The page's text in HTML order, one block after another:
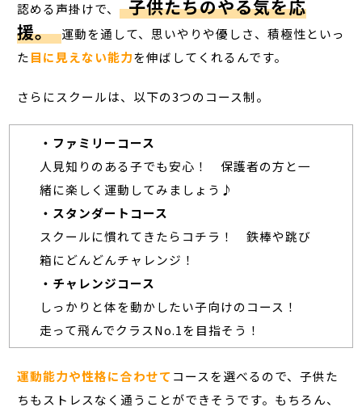
認める声掛けで、 子供たちのやる気を応
援。 運動を通して、思いやりや優しさ、積極性といっ
た目に見えない能力を伸ばしてくれるんです。
さらにスクールは、以下の3つのコース制。
・ファミリーコース
人見知りのある子でも安心！ 保護者の方と一
緒に楽しく運動してみましょう♪
・スタンダートコース
スクールに慣れてきたらコチラ！ 鉄棒や跳び
箱にどんどんチャレンジ！
・チャレンジコース
しっかりと体を動かしたい子向けのコース！
走って飛んでクラスNo.1を目指そう！
運動能力や性格に合わせて コースを選べるので、子供た
ちもストレスなく通うことができそうです。もちろん、